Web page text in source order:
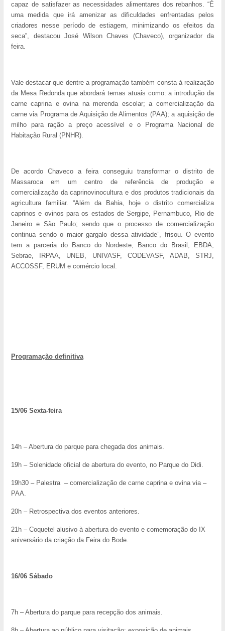
capaz de satisfazer as necessidades alimentares dos rebanhos. “É
uma medida que irá amenizar as dificuldades enfrentadas pelos
criadores nesse período de estiagem, minimizando os efeitos da
seca”, destacou José Wilson Chaves (Chaveco), organizador da
feira.
Vale destacar que dentre a programação também consta à realização
da Mesa Redonda que abordará temas atuais como: a introdução da
carne caprina e ovina na merenda escolar; a comercialização da
carne via Programa de Aquisição de Alimentos (PAA); a aquisição de
milho para ração a preço acessível e o Programa Nacional de
Habitação Rural (PNHR).
De acordo Chaveco a feira conseguiu transformar o distrito de
Massaroca em um centro de referência de produção e
comercialização da caprinovinocultura e dos produtos tradicionais da
agricultura familiar. “Além da Bahia, hoje o distrito comercializa
caprinos e ovinos para os estados de Sergipe, Pernambuco, Rio de
Janeiro e São Paulo; sendo que o processo de comercialização
continua sendo o maior gargalo dessa atividade”, frisou. O evento
tem a parceria do Banco do Nordeste, Banco do Brasil, EBDA,
Sebrae, IRPAA, UNEB, UNIVASF, CODEVASF, ADAB, STRJ,
ACCOSSF, ERUM e comércio local.
Programação definitiva
15/06 Sexta-feira
14h – Abertura do parque para chegada dos animais.
19h – Solenidade oficial de abertura do evento, no Parque do Didi.
19h30 – Palestra – comercialização de carne caprina e ovina via –
PAA.
20h – Retrospectiva dos eventos anteriores.
21h – Coquetel alusivo à abertura do evento e comemoração do IX
aniversário da criação da Feira do Bode.
16/06 Sábado
7h – Abertura do parque para recepção dos animais.